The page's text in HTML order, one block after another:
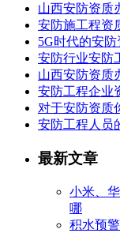
山西安防资质
安防施工程资
5G时代的安
安防行业安防
山西安防资质
安防工程企业
对于安防资质
安防工程人员
最新文章
小米、
哪
积水预